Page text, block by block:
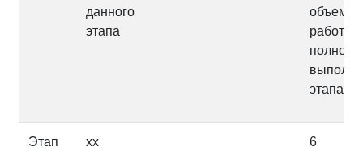
данного
этапа
объема
работ
полном
этапа
Этап
хх 6